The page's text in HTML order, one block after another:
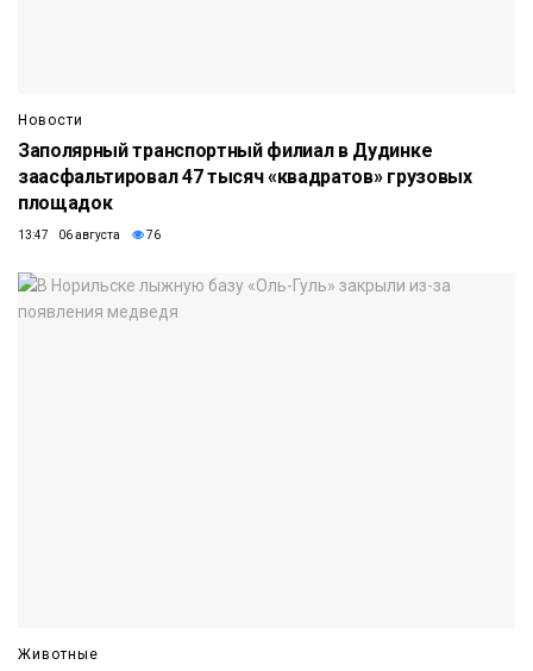
Новости
Заполярный транспортный филиал в Дудинке
заасфальтировал 47 тысяч «квадратов» грузовых
площадок
13:47 06 августа 76
Животные